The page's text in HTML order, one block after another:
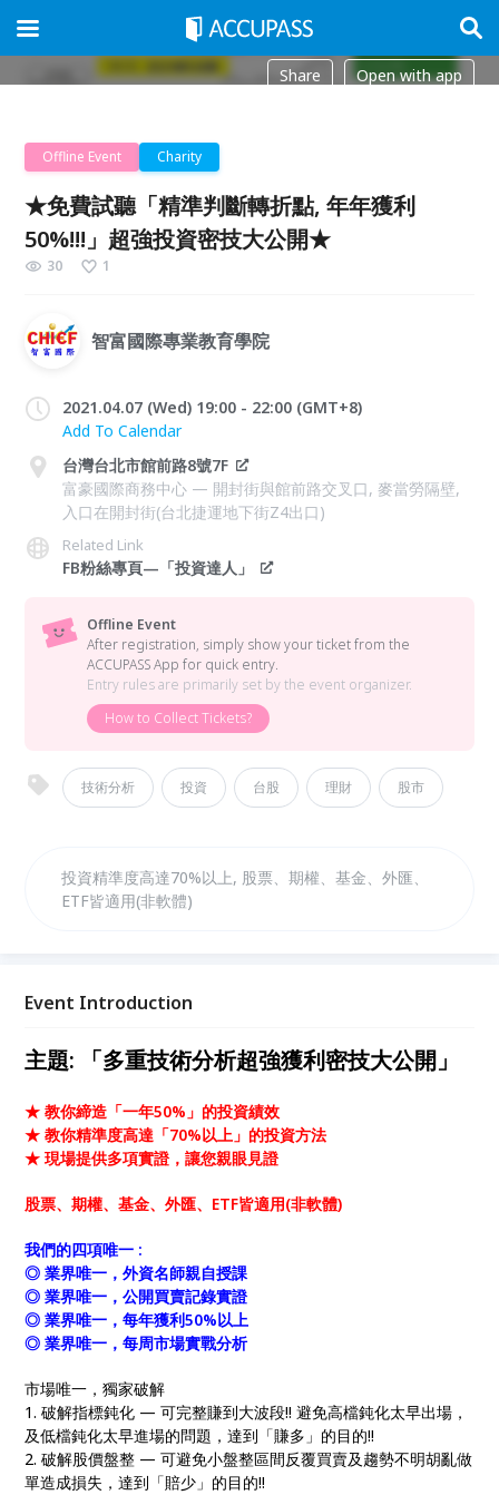
Share Open with app
Offline Event Charity
★免費試聽「精準判斷轉折點, 年年獲利
50%!!!」超強投資密技大公開★
30 1
智富國際專業教育學院
2021.04.07 (Wed) 19:00 - 22:00 (GMT+8)
Add To Calendar
台灣台北市館前路8號7F
富豪國際商務中心 — 開封街與館前路交叉口, 麥當勞隔壁,
入口在開封街(台北捷運地下街Z4出口)
Related Link
FB粉絲專頁—「投資達人」
Offline Event
After registration, simply show your ticket from the
ACCUPASS App for quick entry.
Entry rules are primarily set by the event organizer.
How to Collect Tickets?
技術分析 投資 台股 理財 股市
投資精準度高達70%以上, 股票、期權、基金、外匯、
ETF皆適用(非軟體)
Event Introduction
主題: 「多重技術分析超強獲利密技大公開」
★ 教你締造「一年50%」的投資績效
★ 教你精準度高達「70%以上」的投資方法
★ 現場提供多項實證，讓您親眼見證
股票、期權、基金、外匯、ETF皆適用(非軟體)
我們的四項唯一 :
◎ 業界唯一，外資名師親自授課
◎ 業界唯一，公開買賣記錄實證
◎ 業界唯一，每年獲利50%以上
◎ 業界唯一，每周市場實戰分析
市場唯一，獨家破解
1. 破解指標鈍化 — 可完整賺到大波段!! 避免高檔鈍化太早出場，
及低檔鈍化太早進場的問題，達到「賺多」的目的!!
2. 破解股價盤整 — 可避免小盤整區間反覆買賣及趨勢不明胡亂做
單造成損失，達到「賠少」的目的!!